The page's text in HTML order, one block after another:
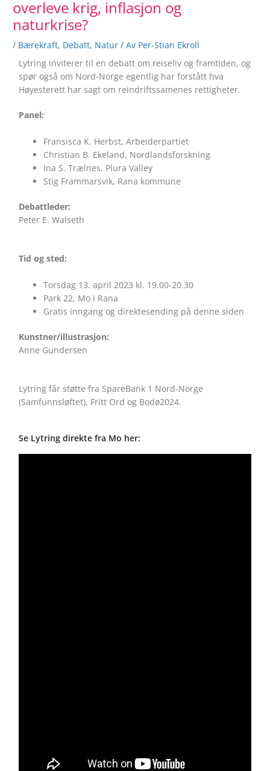
overleve krig, inflasjon og
naturkrise?
/ Bærekraft, Debatt, Natur / Av Per-Stian Ekroll
Lytring inviterer til en debatt om reiseliv og framtiden, og
spør også om Nord-Norge egentlig har forstått hva
Høyesterett har sagt om reindriftssamenes rettigheter.
Panel:
Fransisca K. Herbst, Arbeiderpartiet
Christian B. Ekeland, Nordlandsforskning
Ina S. Trælnes, Plura Valley
Stig Frammarsvik, Rana kommune
Debattleder:
Peter E. Walseth
Tid og sted:
Torsdag 13. april 2023 kl. 19.00-20.30
Park 22, Mo i Rana
Gratis inngang og direktesending på denne siden
Kunstner/illustrasjon:
Anne Gundersen
Lytring får støtte fra SpareBank 1 Nord-Norge
(Samfunnsløftet), Fritt Ord og Bodø2024.
Se Lytring direkte fra Mo her: